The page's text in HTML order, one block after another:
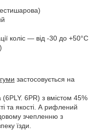
коліс — від -30 до +50°С
застосовується на
6PR) з вмістом 45%
та якості. А рифлений
зчепленню з
їзди.